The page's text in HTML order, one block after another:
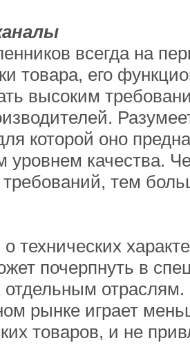
всегда на
товара, его
высоким
которой оно
качества.
тем
почерпнуть в
отраслям.
рынке играет
товаров, и не